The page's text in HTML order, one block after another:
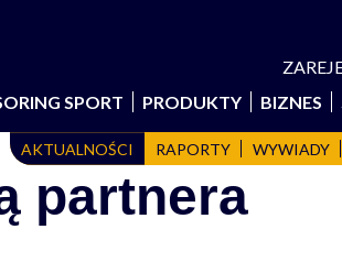
SPORT PRODUKTY BIZNES
AKTUALNOŚCI RAPORTY WYWIADY
partnera